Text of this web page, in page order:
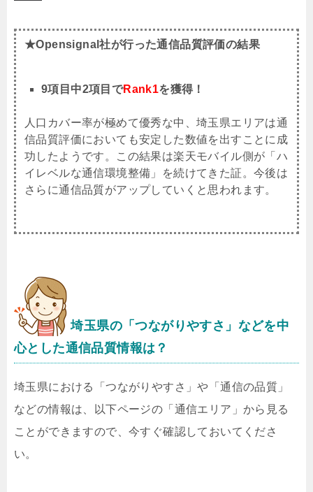
★Opensignal社が行った通信品質評価の結果
9項目中2項目でRank1を獲得！
人口カバー率が極めて優秀な中、埼玉県エリアは通
信品質評価においても安定した数値を出すことに成
功したようです。この結果は楽天モバイル側が「ハ
イレベルな通信環境整備」を続けてきた証。今後は
さらに通信品質がアップしていくと思われます。
埼玉県の「つながりやすさ」などを中
心とした通信品質情報は？
埼玉県における「つながりやすさ」や「通信の品質」
などの情報は、以下ページの「通信エリア」から見る
ことができますので、今すぐ確認しておいてくださ
い。